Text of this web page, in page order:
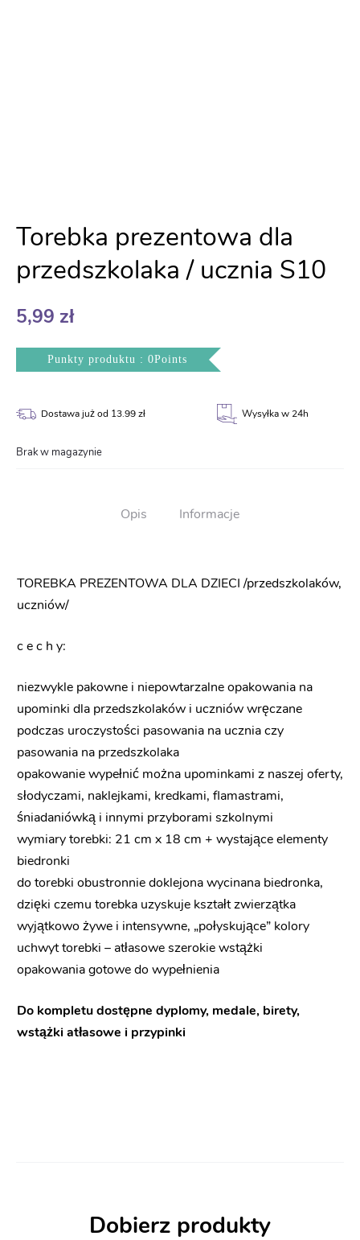
Torebka prezentowa dla
przedszkolaka / ucznia S10
5,99 zł
Punkty produktu : 0Points
Dostawa już od 13.99 zł Wysyłka w 24h
Brak w magazynie
Opis Informacje
TOREBKA PREZENTOWA DLA DZIECI /przedszkolaków,
uczniów/
c e c h y:
niezwykle pakowne i niepowtarzalne opakowania na
upominki dla przedszkolaków i uczniów wręczane
podczas uroczystości pasowania na ucznia czy
pasowania na przedszkolaka
opakowanie wypełnić można upominkami z naszej oferty,
słodyczami, naklejkami, kredkami, flamastrami,
śniadaniówką i innymi przyborami szkolnymi
wymiary torebki: 21 cm x 18 cm + wystające elementy
biedronki
do torebki obustronnie doklejona wycinana biedronka,
dzięki czemu torebka uzyskuje kształt zwierzątka
wyjątkowo żywe i intensywne, „połyskujące” kolory
uchwyt torebki – atłasowe szerokie wstążki
opakowania gotowe do wypełnienia
Do kompletu dostępne dyplomy, medale, birety,
wstążki atłasowe i przypinki
Dobierz produkty